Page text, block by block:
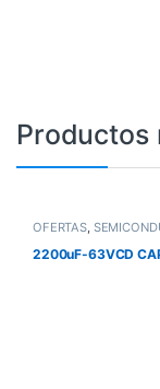
Productos
OFERTAS
2200uF-63VCD